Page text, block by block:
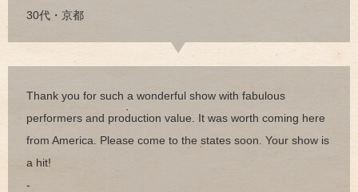
30代・京都
Thank you for such a wonderful show with fabulous
performers and production value. It was worth coming here
from America. Please come to the states soon. Your show is
a hit!
-